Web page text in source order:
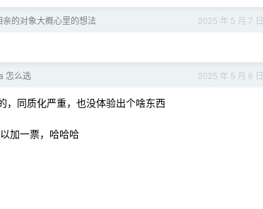
2025 年 5 月 7 日
的对象大概心里的想法
2025 年 5 月 6 日
怎么选
，同质化严重，也没体验出个啥东西
加一票，哈哈哈